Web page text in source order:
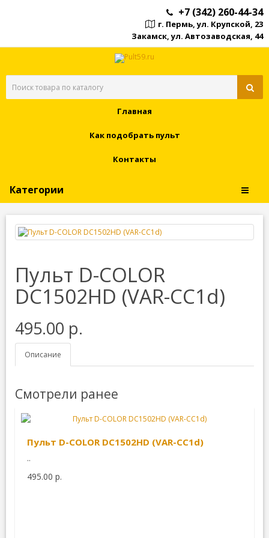
+7 (342) 260-44-34
г. Пермь, ул. Крупской, 23
Закамск, ул. Автозаводская, 44
Главная
Как подобрать пульт
Контакты
Категории
Пульт D-COLOR
DC1502HD (VAR-CC1d)
495.00 р.
Описание
Смотрели ранее
Пульт D-COLOR DC1502HD (VAR-CC1d)
..
495.00 р.